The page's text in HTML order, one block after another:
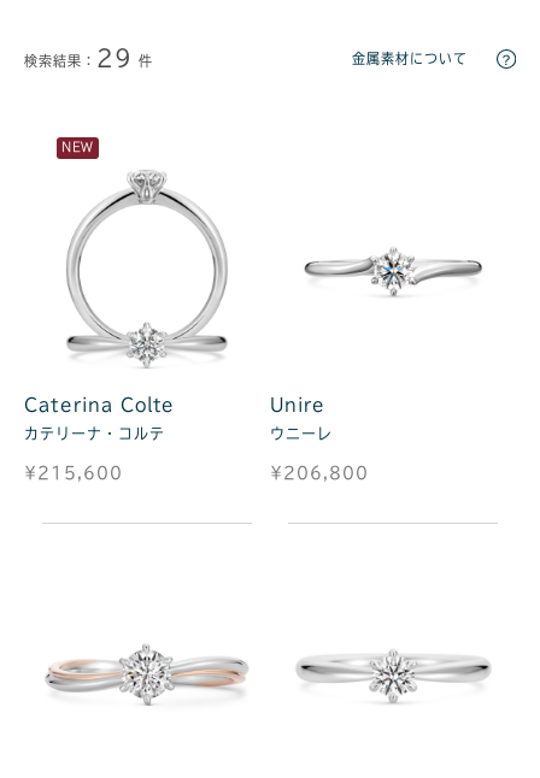
検索結果： 29 件 金属素材について
NEW
Caterina Colte
カテリーナ・コルテ
¥215,600
Unire
ウニーレ
¥206,800